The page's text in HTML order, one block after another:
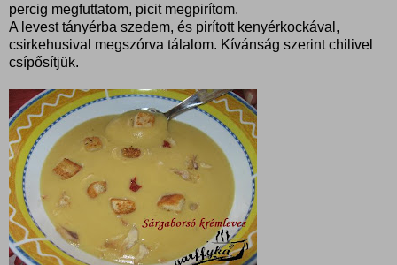
percig megfuttatom, picit megpirítom.
A levest tányérba szedem, és pirított kenyérkockával,
csirkehusival megszórva tálalom. Kívánság szerint chilivel
csípősítjük.